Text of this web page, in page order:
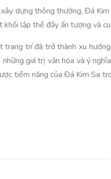
dựng thông thường, Đá
lập thể đầy ấn tượng và
trí đã trở thành xu
giá trị văn hóa và ý
tiềm năng của Đá Kim Sa